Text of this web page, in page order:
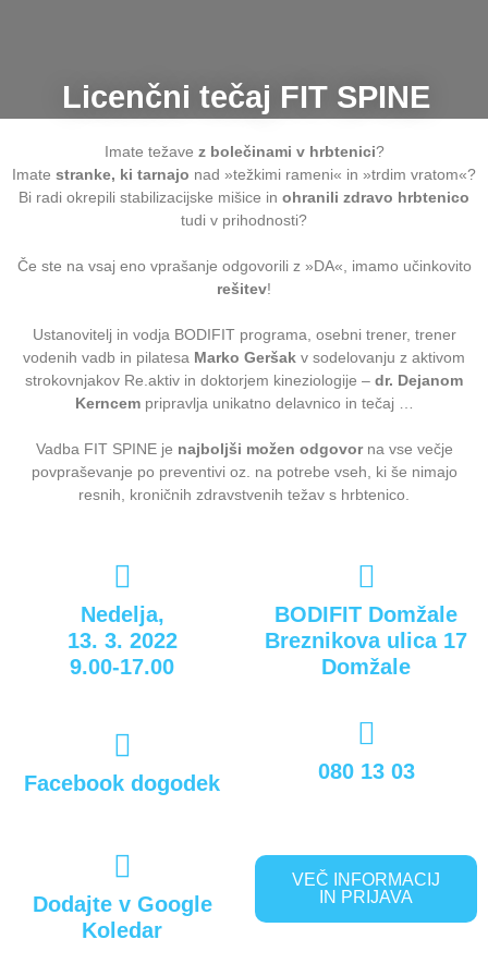
Licenčni tečaj FIT SPINE
Imate težave z bolečinami v hrbtenici?
Imate stranke, ki tarnajo nad »težkimi rameni« in »trdim vratom«?
Bi radi okrepili stabilizacijske mišice in ohranili zdravo hrbtenico
tudi v prihodnosti?
Če ste na vsaj eno vprašanje odgovorili z »DA«, imamo učinkovito
rešitev!
Ustanovitelj in vodja BODIFIT programa, osebni trener, trener
vodenih vadb in pilatesa Marko Geršak v sodelovanju z aktivom
strokovnjakov Re.aktiv in doktorjem kineziologije – dr. Dejanom
Kerncempripravlja unikatno delavnico in tečaj …
Vadba FIT SPINE je najboljši možen odgovorna vse večje
povpraševanje po preventivi oz. na potrebe vseh, ki še nimajo
resnih, kroničnih zdravstvenih težav s hrbtenico.
Nedelja,
13. 3. 2022
9.00-17.00
BODIFIT Domžale
Breznikova ulica 17
Domžale
Facebook dogodek 080 13 03
Dodajte v Google
Koledar
VEČ INFORMACIJ
IN PRIJAVA